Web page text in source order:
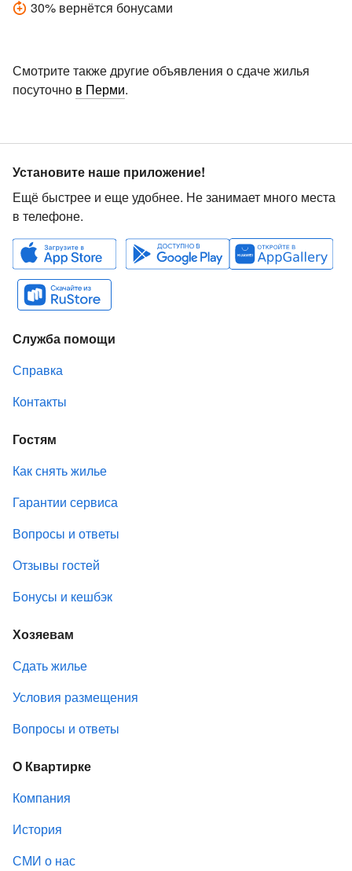
30% вернётся бонусами
Смотрите также другие объявления о сдаче жилья
посуточно в Перми.
Установите наше приложение!
Ещё быстрее и еще удобнее. Не занимает много места
в телефоне.
Служба помощи
Справка
Контакты
Гостям
Как снять жилье
Гарантии сервиса
Вопросы и ответы
Отзывы гостей
Бонусы и кешбэк
Хозяевам
Сдать жилье
Условия размещения
Вопросы и ответы
О Квартирке
Компания
История
СМИ о нас